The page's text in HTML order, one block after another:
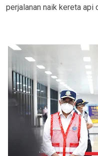
perjalanan naik kereta api